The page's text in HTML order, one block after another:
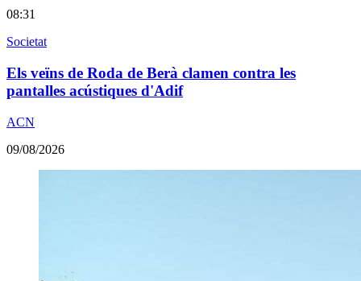
08:31
Societat
Els veïns de Roda de Berà clamen contra les
pantalles acústiques d'Adif
ACN
09/08/2026